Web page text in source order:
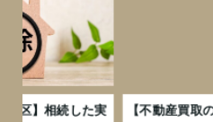
【不動産買取の手数料】仲介